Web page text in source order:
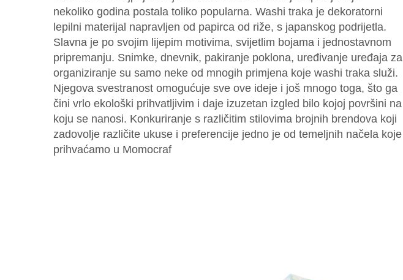
nekoliko godina postala toliko popularna. Washi traka je dekoratorni
lepilni materijal napravljen od papirca od riže, s japanskog podrijetla.
Slavna je po svojim lijepim motivima, svijetlim bojama i jednostavnom
pripremanju. Snimke, dnevnik, pakiranje poklona, uređivanje uređaja za
organiziranje su samo neke od mnogih primjena koje washi traka služi.
Njegova svestranost omogućuje sve ove ideje i još mnogo toga, što ga
čini vrlo ekološki prihvatljivim i daje izuzetan izgled bilo kojoj površini na
koju se nanosi. Konkuriranje s različitim stilovima brojnih brendova koji
zadovolje različite ukuse i preferencije jedno je od temeljnih načela koje
prihvaćamo u Momocraf